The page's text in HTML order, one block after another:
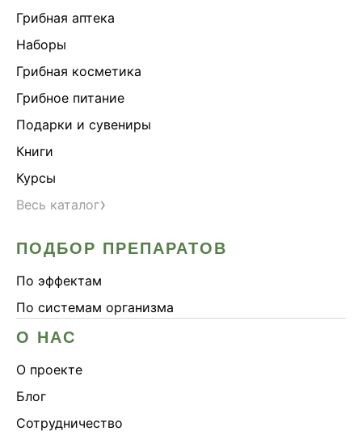
Грибная аптека
Наборы
Грибная косметика
Грибное питание
Подарки и сувениры
Книги
Курсы
Весь каталог›
ПОДБОР ПРЕПАРАТОВ
По эффектам
По системам организма
О НАС
О проекте
Блог
Сотрудничество